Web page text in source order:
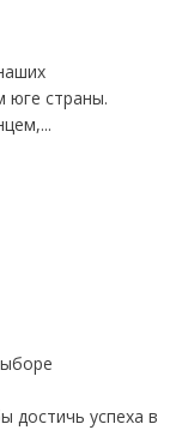
юге страны.
достичь успеха в